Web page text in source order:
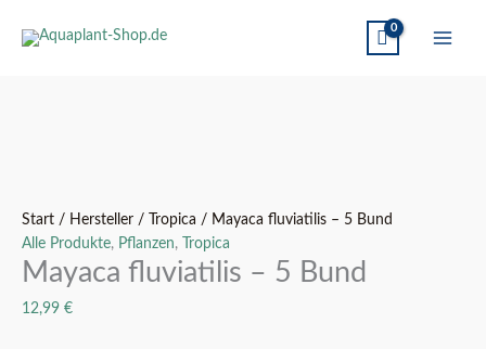
Start / Hersteller / Tropica / Mayaca fluviatilis – 5 Bund
Alle Produkte, Pflanzen, Tropica
Mayaca fluviatilis – 5 Bund
12,99 €
5
Bund
Menge
13,95 €12,99 €.